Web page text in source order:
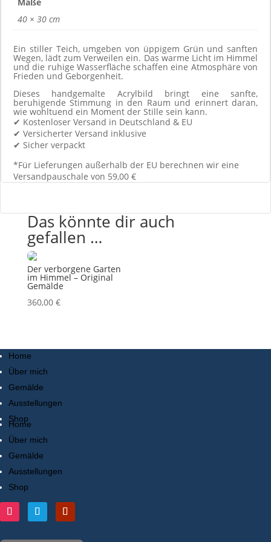
Teich
Gemälde
Menge
40 × 30 cm
Ein stiller Teich, umgeben von üppigem Grün und sanften
Wegen, lädt zum Verweilen ein. Das warme Licht im Himmel
und die ruhige Wasserfläche schaffen eine Atmosphäre von
Frieden und Geborgenheit.
Dieses handgemalte Acrylbild bringt eine sanfte,
beruhigende Stimmung in den Raum und erinnert daran,
wie wohltuend ein Moment der Stille sein kann.
✔ Kostenloser Versand in Deutschland & EU
✔ Versicherter Versand inklusive
✔ Sicher verpackt
*Für Lieferungen außerhalb der EU berechnen wir eine
Versandpauschale von 59,00 €
Das könnte dir auch
gefallen …
Der verborgene Garten
im Himmel – Original
Gemälde
360,00 €
Home
Über mich
Gemälde
Ausstellungen
Shop
Home
Über mich
Gemälde
Ausstellungen
Shop